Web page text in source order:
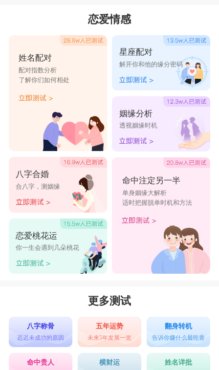
1. ~霜寒月下~ - 凛冽的霜寒覆盖了冷漠的心灵，月
光下的孤寂和伤感相互交织，仿若寒冷的夜晚。
2. 碧波心扉* - 冷漠的外表下隐藏着无尽的内心波
涛，似乎是宁静的海面下隐藏着暗流汹涌。
3. ╰痕之殇╮ - 时间留下的痕迹，伴随着心灵深处
的伤痛，每一道伤痕都是一场殇。
4. ☆明珠破碎☆ - 昔日的辉煌与美丽已经破碎成千
万片碎片，凝结着心中的忧伤与冷漠。
5. 落叶飘零| - 冷漠的心如同枯萎的叶片一般，随风
飘零，难以...同轻盈的舞者般跳动，带着冷漠的气
息。
6. ～孤魂离散～ - 内心深处的孤独和离散感交织在
一起，如同迷失的魂魄在黑暗中徘徊。
7. *寒梦凉情* - 漠然的心境如同寒冷的梦境，情感
如同被冷风吹散，凝结成冷漠的结晶。
8. °断桥残梦° - 回忆中的断桥残梦，如同心中的伤
中的孤寂与冷漠浓墨重彩。
10. ⚘雨落残城⚘ - 雨水滴落在那座残城上，如同心
中的伤感和冷漠，残存的美与凄凉交织。
恋爱情感
姓名配对
配对指数分析
了解你们如何相处
八字合婚
合八字，测姻缘
恋爱桃花运
你一生会遇到几朵桃花
星座配对
解开你和他的缘分密码
姻缘分析
透视姻缘时机
命中注定另一半
单身姻缘大解析
适时把握脱单时机和方法
更多测试
八字称骨
迟迟未成功的原因
五年运势
未来5年发展一览
翻身转机
告诉你赚什么最吃香
命中贵人 横财运 姓名详批